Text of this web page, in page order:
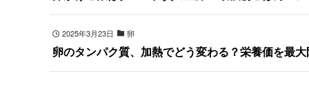
2025年3月23日 卵
卵のタンパク質、加熱でどう変わる？栄養価を最